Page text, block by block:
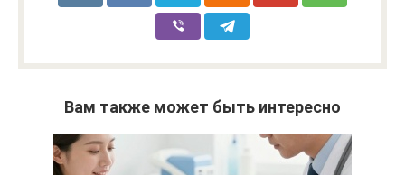
Вам также может быть интересно